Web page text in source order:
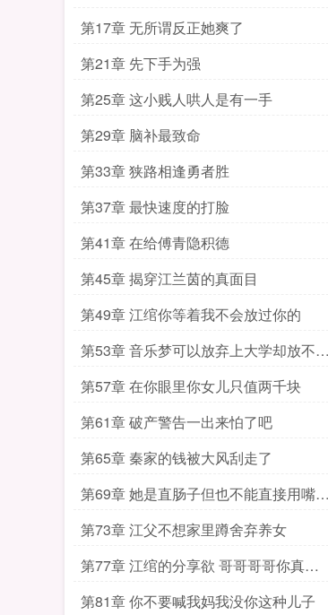
第17章 无所谓反正她爽了
第21章 先下手为强
第25章 这小贱人哄人是有一手
第29章 脑补最致命
第33章 狭路相逢勇者胜
第37章 最快速度的打脸
第41章 在给傅青隐积德
第45章 揭穿江兰茵的真面目
第49章 江绾你等着我不会放过你的
第53章 音乐梦可以放弃上大学却放不下
男人
第57章 在你眼里你女儿只值两千块
第61章 破产警告一出来怕了吧
第65章 秦家的钱被大风刮走了
第69章 她是直肠子但也不能直接用嘴拉
吧
第73章 江父不想家里蹲舍弃养女
第77章 江绾的分享欲 哥哥哥哥你真是
太厉害了
第81章 你不要喊我妈我没你这种儿子